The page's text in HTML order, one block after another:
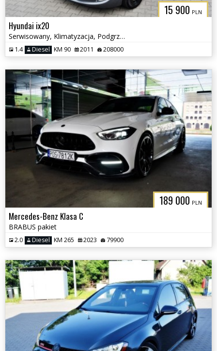
15 900 PLN
Hyundai ix20
Serwisowany, Klimatyzacja, Podgrzewane fotele
1.4 Diesel KM 90 2011 208000
189 000 PLN
Mercedes-Benz Klasa C
BRABUS pakiet
2.0 Diesel KM 265 2023 79900